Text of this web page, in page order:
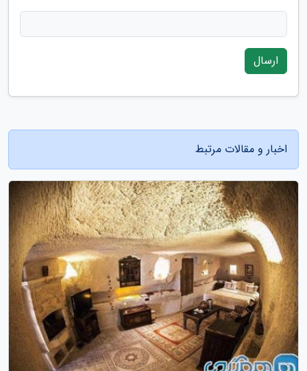
ارسال
اخبار و مقالات مرتبط